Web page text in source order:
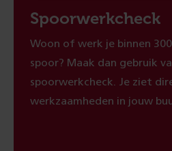
Spoorwerkcheck
Woon of werk je binnen
spoor? Maak dan gebruik
spoorwerkcheck. Je ziet
werkzaamheden in jouw